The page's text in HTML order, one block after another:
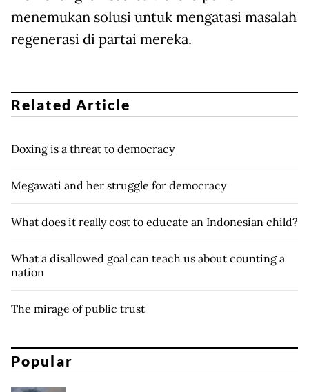
menemukan solusi untuk mengatasi masalah
regenerasi di partai mereka.
Related Article
Doxing is a threat to democracy
Megawati and her struggle for democracy
What does it really cost to educate an Indonesian child?
What a disallowed goal can teach us about counting a
nation
The mirage of public trust
Popular